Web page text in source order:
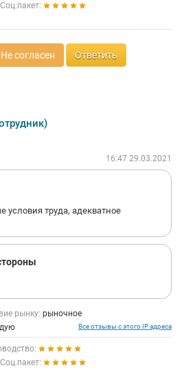
Соц.пакет:
Не согласен Ответить
16:47 29.03.2021
труда, адекватное
рынку: рыночное
Все отзывы с этого IP адреса
Соц.пакет: